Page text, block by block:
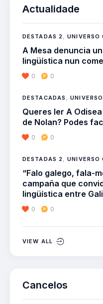
Actualidade
DESTADAS 2 ,UNIVERSO
A Mesa denuncia
lingüística nun
0 0
DESTACADAS ,
Queres ler A
de Nolan? Podes
0 0
DESTADAS 2 ,UNIVERSO
“Falo galego, fala-
campaña que
lingüística entre
0 0
VIEW ALL
Cancelos